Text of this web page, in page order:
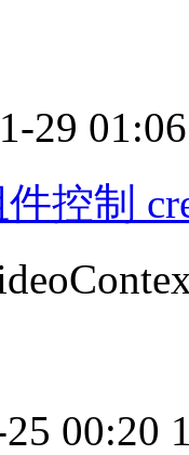
29 01:06
控制
00:20